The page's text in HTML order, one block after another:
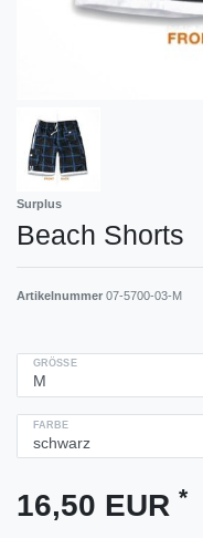
Surplus
Beach Shorts
Artikelnummer 07-5700-03-M
GRÖSSE
FARBE
16,50 EUR *